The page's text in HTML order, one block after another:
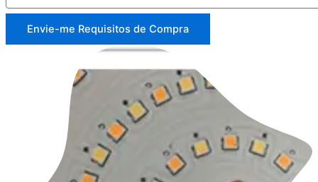
Envie-me Requisitos de Compra